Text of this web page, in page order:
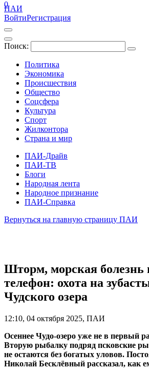
ПАИ
ВойтиРегистрация
Поиск:
Политика
Экономика
Происшествия
Общество
Соцсфера
Культура
Спорт
Жилконтора
Страна и мир
ПАИ-Драйв
ПАИ-ТВ
Блоги
Народная лента
Народное признание
ПАИ-Справка
0
Вернуться на главную страницу ПАИ
Шторм, морская болезнь
телефон: охота на
Чудского озера
12:10, 04 октября 2025, ПАИ
Осеннее Чудо-озеро уже не в первый
Вторую рыбалку подряд псковские
не остаются без богатых уловов.
Николай Бесклёвный рассказал, как